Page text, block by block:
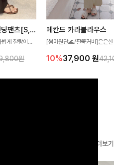
찰랑넘버원 와이드밴딩팬츠[S,M,L사이즈]
게 찰랑이는
츠입니다 🖤
!
원
메칸드 카라블라우스
[썸머원단🌊/팔뚝커버]은은
세련된 무드를 연출해주는 블
은 베이직한 디자인!
10%37,900 원
더보기